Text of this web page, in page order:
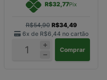
R$32,77Pix
R$54,90 R$34,49
6x de R$6,44 no cartão
Comprar